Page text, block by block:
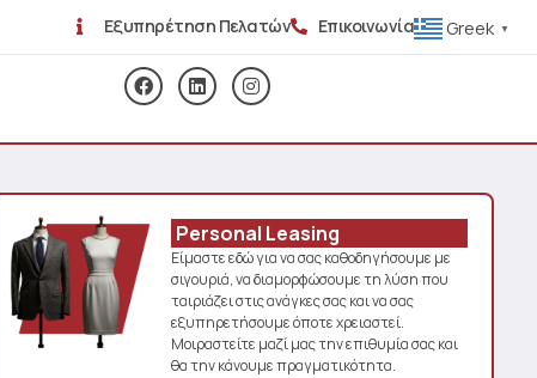
Εξυπηρέτηση Πελατών Επικοινωνία Greek ▼
Personal Leasing
Είμαστε εδώ για να σας καθοδηγήσουμε με
σιγουριά, να διαμορφώσουμε τη λύση που
ταιριάζει στις ανάγκες σας και να σας
εξυπηρετήσουμε όποτε χρειαστεί.
Μοιραστείτε μαζί μας την επιθυμία σας και
θα την κάνουμε πραγματικότητα.